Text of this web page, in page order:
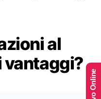
al
vantaggi?